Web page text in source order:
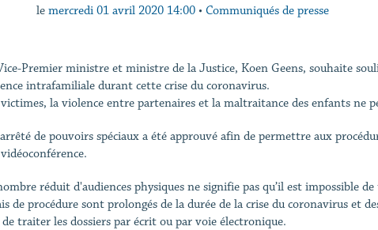
le mercredi 01 avril 2020 14:00 • Communiqués de presse
Premier ministre et ministre de la Justice, Koen Geens, souhaite
intrafamiliale durant cette crise du coronavirus.
la violence entre partenaires et la maltraitance des enfants ne
de pouvoirs spéciaux a été approuvé afin de permettre aux
réduit d'audiences physiques ne signifie pas qu’il est impossible
de procédure sont prolongés de la durée de la crise du coronavirus et
traiter les dossiers par écrit ou par voie électronique.